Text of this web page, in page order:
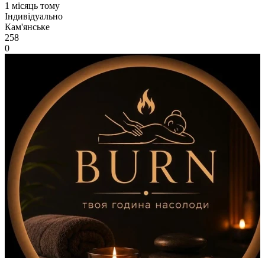
1 місяць тому
Індивідуально
Кам'янське
258
0